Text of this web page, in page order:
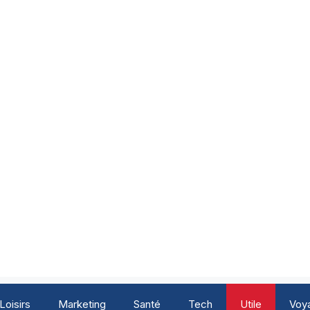
Loisirs Marketing Santé Tech Utile